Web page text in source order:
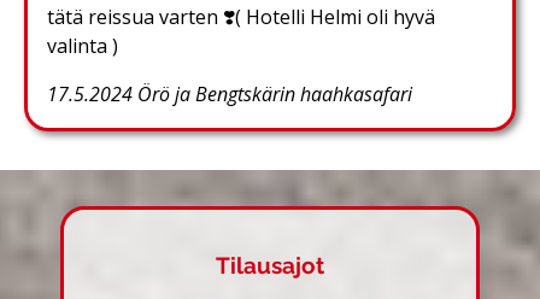
tätä reissua varten ❣️( Hotelli Helmi oli hyvä
valinta )
17.5.2024 Örö ja Bengtskärin haahkasafari
Tilausajot